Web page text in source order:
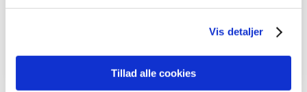
Vis detaljer
Tillad alle cookies
Find vores priser